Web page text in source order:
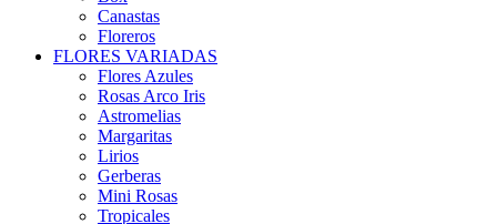
Canastas
Floreros
FLORES VARIADAS
Flores Azules
Rosas Arco Iris
Astromelias
Margaritas
Lirios
Gerberas
Mini Rosas
Tropicales